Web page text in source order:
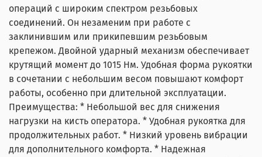
оборудование WiederKraft, Harrison, JTC, FoxWeld,
TOR.
Скидки не суммируются. Предложение действует до
31.08.2026. Доставка во все регионы РФ.
Остались вопросы? Не сработал промокод? Напишите
менеджеру на почту arkuda29@mail.ru
- оборудование начинает работать и приносить доход
сразу
- финансовая нагрузка распределяется во времени
- проще масштабироваться и обновлять технику
Калькулятор расчета стоимости онлайн
- получаете оценку и варианты замены.
- сдаёте оборудование — делаем зачёт в оплату.
операций с широким спектром резьбовых
соединений. Он незаменим при работе с
заклинившим или прикипевшим резьбовым
крепежом. Двойной ударный механизм обеспечивает
крутящий момент до 1015 Нм. Удобная форма рукоятки
в сочетании с небольшим весом повышают комфорт
работы, особенно при длительной эксплуатации.
Преимущества: * Небольшой вес для снижения
нагрузки на кисть оператора. * Удобная рукоятка для
продолжительных работ. * Низкий уровень вибрации
для дополнительного комфорта. * Надежная